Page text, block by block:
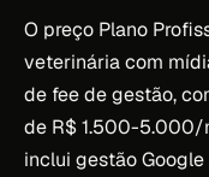
O preço Plano
veterinária com
de fee de gestão,
de R$ 1.500-5.000/
inclui gestão